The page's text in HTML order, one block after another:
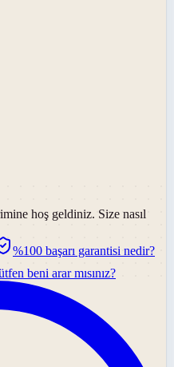
hoş geldiniz. Size nasıl
%100 başarı garantisi nedir?
beni arar mısınız?